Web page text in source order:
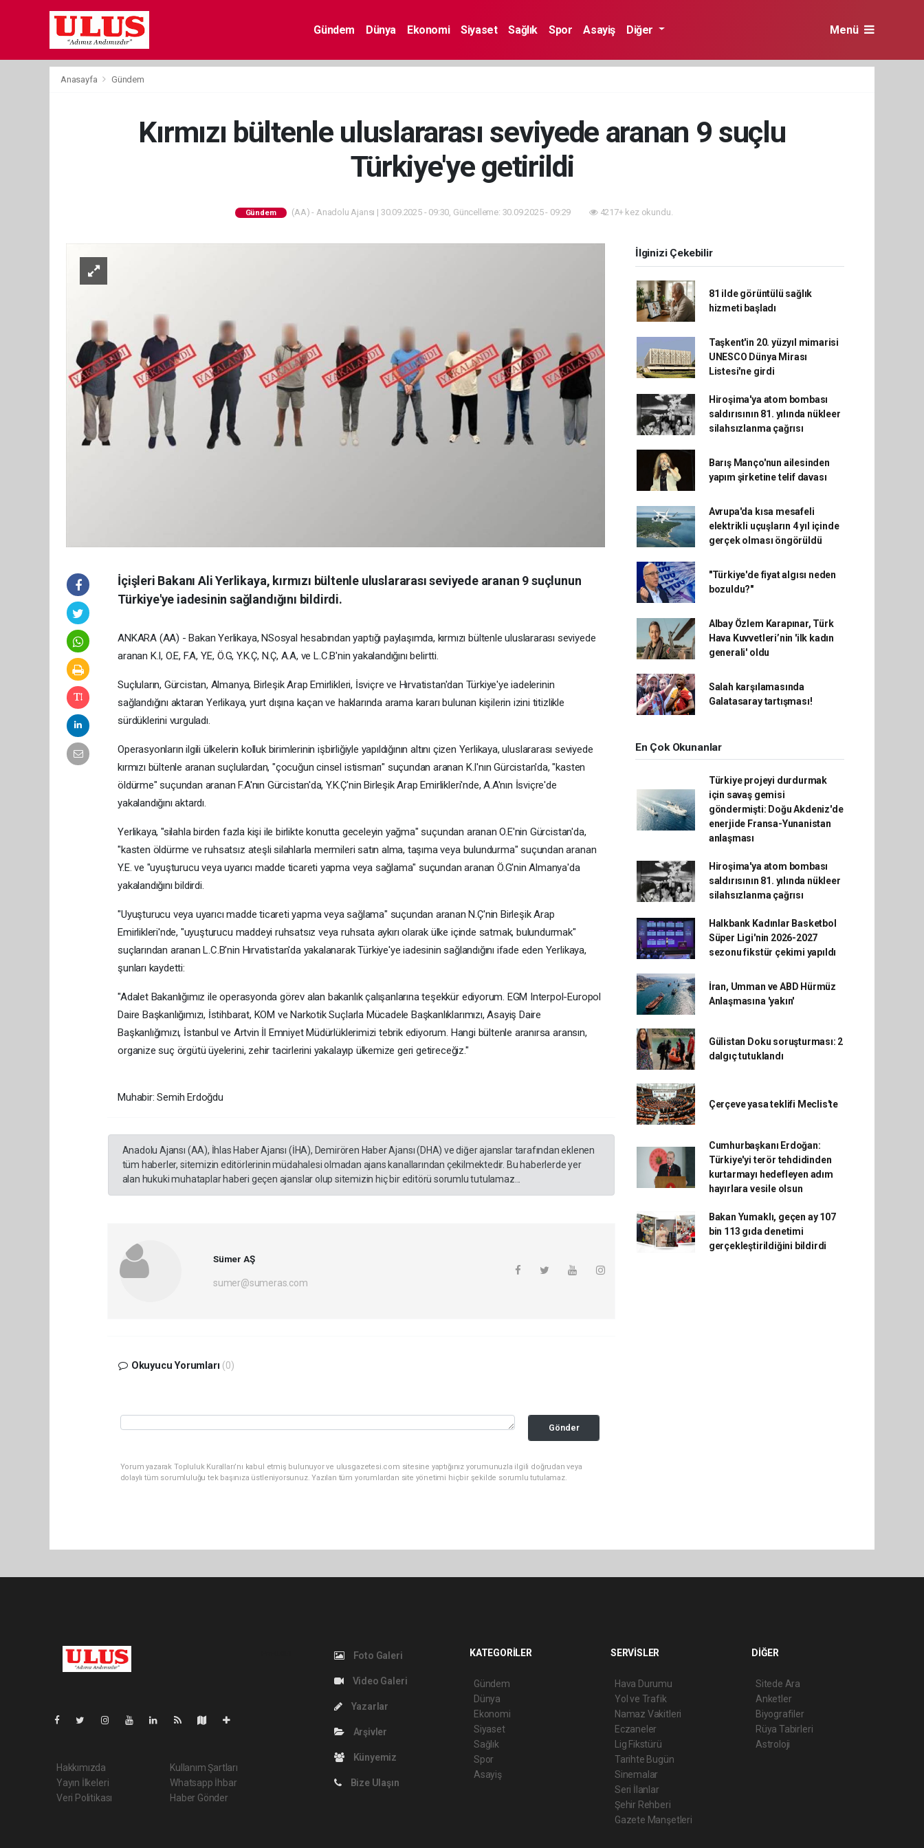
Gündem Dünya Ekonomi Siyaset Sağlık Spor Asayiş Diğer Menü
Anasayfa Gündem
Kırmızı bültenle uluslararası seviyede aranan 9 suçlu
Türkiye'ye getirildi
Gündem (AA) - Anadolu Ajansı | 30.09.2025 - 09:30, Güncelleme: 30.09.2025 - 09:29 4217+ kez okundu.
İçişleri Bakanı Ali Yerlikaya, kırmızı bültenle uluslararası seviyede aranan 9 suçlunun
Türkiye'ye iadesinin sağlandığını bildirdi.
ANKARA (AA) - Bakan Yerlikaya, NSosyal hesabından yaptığı paylaşımda, kırmızı bültenle uluslararası seviyede
aranan K.I, O.E, F.A, Y.E, Ö.G, Y.K.Ç, N.Ç, A.A, ve L.C.B'nin yakalandığını belirtti.
Suçluların, Gürcistan, Almanya, Birleşik Arap Emirlikleri, İsviçre ve Hırvatistan'dan Türkiye'ye iadelerinin
sağlandığını aktaran Yerlikaya, yurt dışına kaçan ve haklarında arama kararı bulunan kişilerin izini titizlikle
sürdüklerini vurguladı.
Operasyonların ilgili ülkelerin kolluk birimlerinin işbirliğiyle yapıldığının altını çizen Yerlikaya, uluslararası seviyede
kırmızı bültenle aranan suçlulardan, "çocuğun cinsel istismarı" suçundan aranan K.I'nın Gürcistan'da, "kasten
öldürme" suçundan aranan F.A'nın Gürcistan'da, Y.K.Ç'nin Birleşik Arap Emirlikleri'nde, A.A'nın İsviçre'de
yakalandığını aktardı.
Yerlikaya, "silahla birden fazla kişi ile birlikte konutta geceleyin yağma" suçundan aranan O.E'nin Gürcistan'da,
"kasten öldürme ve ruhsatsız ateşli silahlarla mermileri satın alma, taşıma veya bulundurma" suçundan aranan
Y.E. ve "uyuşturucu veya uyarıcı madde ticareti yapma veya sağlama" suçundan aranan Ö.G'nin Almanya'da
yakalandığını bildirdi.
"Uyuşturucu veya uyarıcı madde ticareti yapma veya sağlama" suçundan aranan N.Ç'nin Birleşik Arap
Emirlikleri'nde, "uyuşturucu maddeyi ruhsatsız veya ruhsata aykırı olarak ülke içinde satmak, bulundurmak"
suçlarından aranan L.C.B'nin Hırvatistan'da yakalanarak Türkiye'ye iadesinin sağlandığını ifade eden Yerlikaya,
şunları kaydetti:
"Adalet Bakanlığımız ile operasyonda görev alan bakanlık çalışanlarına teşekkür ediyorum. EGM Interpol-Europol
Daire Başkanlığımızı, İstihbarat, KOM ve Narkotik Suçlarla Mücadele Başkanlıklarımızı, Asayiş Daire
Başkanlığımızı, İstanbul ve Artvin İl Emniyet Müdürlüklerimizi tebrik ediyorum. Hangi bültenle aranırsa aransın,
organize suç örgütü üyelerini, zehir tacirlerini yakalayıp ülkemize geri getireceğiz."
Muhabir: Semih Erdoğdu
Anadolu Ajansı (AA), İhlas Haber Ajansı (İHA), Demirören Haber Ajansı (DHA) ve diğer ajanslar tarafından eklenen
tüm haberler, sitemizin editörlerinin müdahalesi olmadan ajans kanallarından çekilmektedir. Bu haberlerde yer
alan hukuki muhataplar haberi geçen ajanslar olup sitemizin hiç bir editörü sorumlu tutulamaz...
Sümer AŞ
sumer@sumeras.com
Okuyucu Yorumları (0)
Gönder
Yorum yazarak Topluluk Kuralları’nı kabul etmiş bulunuyor ve ulusgazetesi.com sitesine yaptığınız yorumunuzla ilgili doğrudan veya
dolaylı tüm sorumluluğu tek başınıza üstleniyorsunuz. Yazılan tüm yorumlardan site yönetimi hiçbir şekilde sorumlu tutulamaz.
İlginizi Çekebilir
81 ilde görüntülü sağlık
hizmeti başladı
Taşkent'in 20. yüzyıl mimarisi
UNESCO Dünya Mirası
Listesi'ne girdi
Hiroşima'ya atom bombası
saldırısının 81. yılında nükleer
silahsızlanma çağrısı
Barış Manço'nun ailesinden
yapım şirketine telif davası
Avrupa'da kısa mesafeli
elektrikli uçuşların 4 yıl içinde
gerçek olması öngörüldü
"Türkiye'de fiyat algısı neden
bozuldu?"
Albay Özlem Karapınar, Türk
Hava Kuvvetleri’nin 'ilk kadın
generali' oldu
Salah karşılamasında
Galatasaray tartışması!
En Çok Okunanlar
Türkiye projeyi durdurmak
için savaş gemisi
göndermişti: Doğu Akdeniz'de
enerjide Fransa-Yunanistan
anlaşması
Hiroşima'ya atom bombası
saldırısının 81. yılında nükleer
silahsızlanma çağrısı
Halkbank Kadınlar Basketbol
Süper Ligi'nin 2026-2027
sezonu fikstür çekimi yapıldı
İran, Umman ve ABD Hürmüz
Anlaşmasına 'yakın'
Gülistan Doku soruşturması: 2
dalgıç tutuklandı
Çerçeve yasa teklifi Meclis'te
Cumhurbaşkanı Erdoğan:
Türkiye'yi terör tehdidinden
kurtarmayı hedefleyen adım
hayırlara vesile olsun
Bakan Yumaklı, geçen ay 107
bin 113 gıda denetimi
gerçekleştirildiğini bildirdi
Hakkımızda
Yayın İlkeleri
Veri Politikası
Kullanım Şartları
Whatsapp İhbar
Haber Gönder
Foto Galeri
Video Galeri
Yazarlar
Arşivler
Künyemiz
Bize Ulaşın
KATEGORİLER
Gündem
Dünya
Ekonomi
Siyaset
Sağlık
Spor
Asayiş
SERVİSLER
Hava Durumu
Yol ve Trafik
Namaz Vakitleri
Eczaneler
Lig Fikstürü
Tarihte Bugün
Sinemalar
Seri İlanlar
Şehir Rehberi
Gazete Manşetleri
DİĞER
Sitede Ara
Anketler
Biyografiler
Rüya Tabirleri
Astroloji